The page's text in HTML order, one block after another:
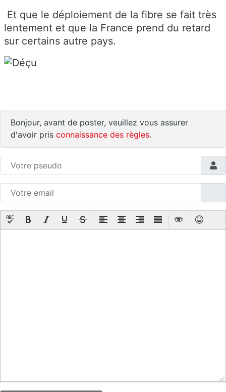
Et que le déploiement de la fibre se fait très
lentement et que la France prend du retard
sur certains autre pays.
Bonjour, avant de poster, veuillez vous assurer
d'avoir pris connaissance des règles.